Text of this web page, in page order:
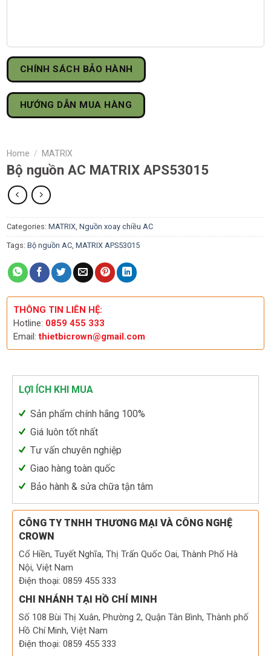
CHÍNH SÁCH BẢO HÀNH
HƯỚNG DẪN MUA HÀNG
Home / MATRIX
Bộ nguồn AC MATRIX APS53015
Categories: MATRIX, Nguồn xoay chiều AC
Tags: Bộ nguồn AC, MATRIX APS53015
THÔNG TIN LIÊN HỆ:
Hotline: 0859 455 333
Email:thietbicrown@gmail.com
LỢI ÍCH KHI MUA
Sản phẩm chính hãng 100%
Giá luôn tốt nhất
Tư vấn chuyên nghiệp
Giao hàng toàn quốc
Bảo hành & sửa chữa tận tâm
CÔNG TY TNHH THƯƠNG MẠI VÀ CÔNG NGHỆ
CROWN
Cổ Hiền, Tuyết Nghĩa, Thị Trấn Quốc Oai, Thành Phố Hà
Nội, Việt Nam
Điện thoại: 0859 455 333
CHI NHÁNH TẠI HỒ CHÍ MINH
Số 108 Bùi Thị Xuân, Phường 2, Quận Tân Bình, Thành phố
Hồ Chí Minh, Việt Nam
Điện thoại: 0859 455 333